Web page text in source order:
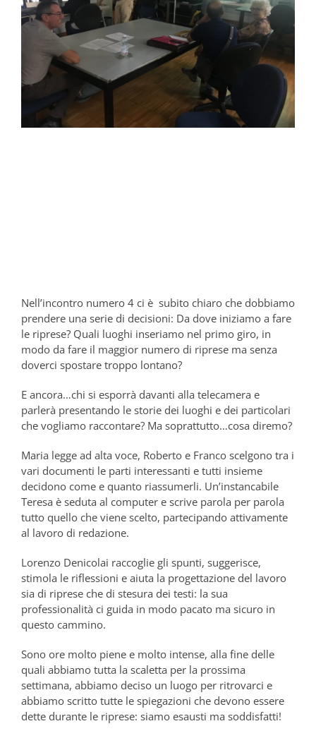
Nell’incontro numero 4 ci è subito chiaro che dobbiamo
prendere una serie di decisioni: Da dove iniziamo a fare
le riprese? Quali luoghi inseriamo nel primo giro, in
modo da fare il maggior numero di riprese ma senza
doverci spostare troppo lontano?
E ancora…chi si esporrà davanti alla telecamera e
parlerà presentando le storie dei luoghi e dei particolari
che vogliamo raccontare? Ma soprattutto…cosa diremo?
Maria legge ad alta voce, Roberto e Franco scelgono tra i
vari documenti le parti interessanti e tutti insieme
decidono come e quanto riassumerli. Un’instancabile
Teresa è seduta al computer e scrive parola per parola
tutto quello che viene scelto, partecipando attivamente
al lavoro di redazione.
Lorenzo Denicolai raccoglie gli spunti, suggerisce,
stimola le riflessioni e aiuta la progettazione del lavoro
sia di riprese che di stesura dei testi: la sua
professionalità ci guida in modo pacato ma sicuro in
questo cammino.
Sono ore molto piene e molto intense, alla fine delle
quali abbiamo tutta la scaletta per la prossima
settimana, abbiamo deciso un luogo per ritrovarci e
abbiamo scritto tutte le spiegazioni che devono essere
dette durante le riprese: siamo esausti ma soddisfatti!